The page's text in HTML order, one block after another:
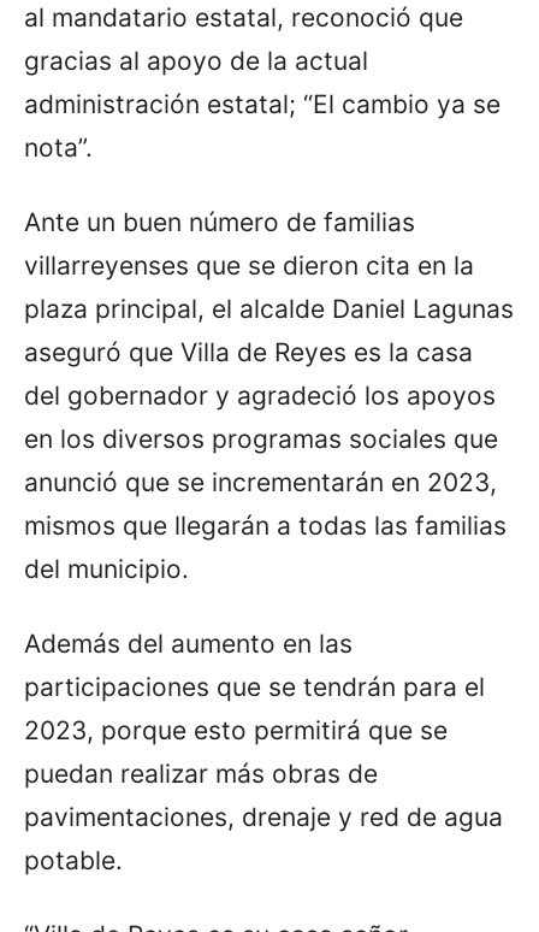
al mandatario estatal, reconoció que
gracias al apoyo de la actual
administración estatal; “El cambio ya se
nota”.
Ante un buen número de familias
villarreyenses que se dieron cita en la
plaza principal, el alcalde Daniel Lagunas
aseguró que Villa de Reyes es la casa
del gobernador y agradeció los apoyos
en los diversos programas sociales que
anunció que se incrementarán en 2023,
mismos que llegarán a todas las familias
del municipio.
Además del aumento en las
participaciones que se tendrán para el
2023, porque esto permitirá que se
puedan realizar más obras de
pavimentaciones, drenaje y red de agua
potable.